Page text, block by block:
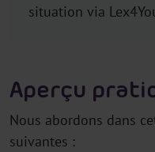
situation via
Aperçu
Nous abordons dans
suivantes :